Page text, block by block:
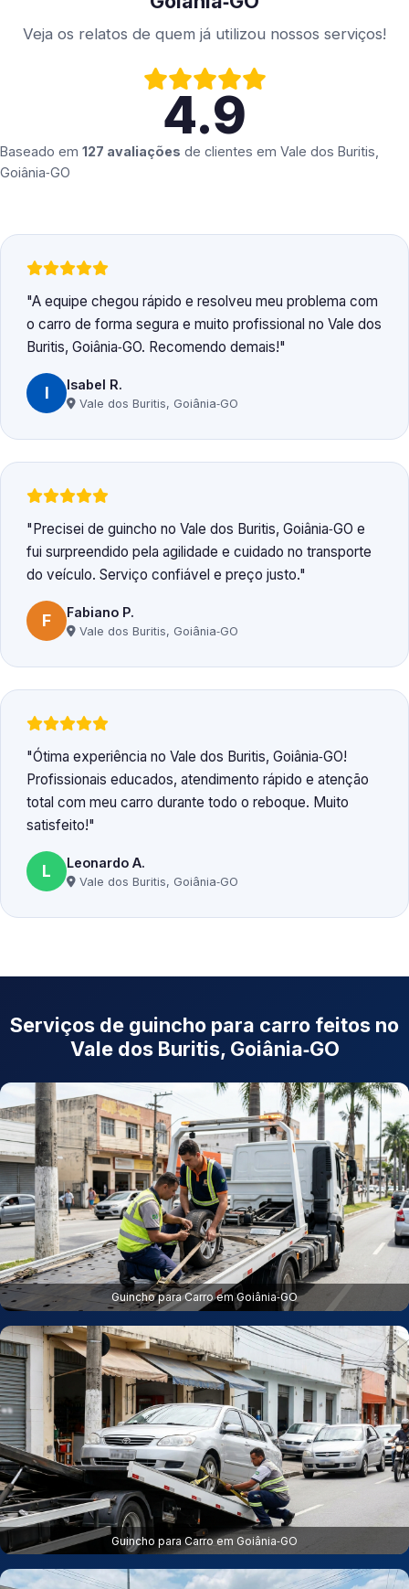
Veja os relatos de quem já utilizou nossos serviços!
4.9
Baseado em 127 avaliações de clientes em Vale dos Buritis,
Goiânia‑GO
A equipe chegou rápido e resolveu meu problema com
o carro de forma segura e muito profissional no Vale dos
Buritis, Goiânia‑GO. Recomendo demais!
I Isabel R.
Vale dos Buritis, Goiânia‑GO
Precisei de guincho no Vale dos Buritis, Goiânia‑GO e
fui surpreendido pela agilidade e cuidado no transporte
do veículo. Serviço confiável e preço justo.
F Fabiano P.
Vale dos Buritis, Goiânia‑GO
Ótima experiência no Vale dos Buritis, Goiânia‑GO!
Profissionais educados, atendimento rápido e atenção
total com meu carro durante todo o reboque. Muito
satisfeito!
L Leonardo A.
Vale dos Buritis, Goiânia‑GO
Serviços de guincho para carro feitos no
Vale dos Buritis, Goiânia‑GO
Guincho para Carro em Goiânia‑GO
Guincho para Carro em Goiânia‑GO